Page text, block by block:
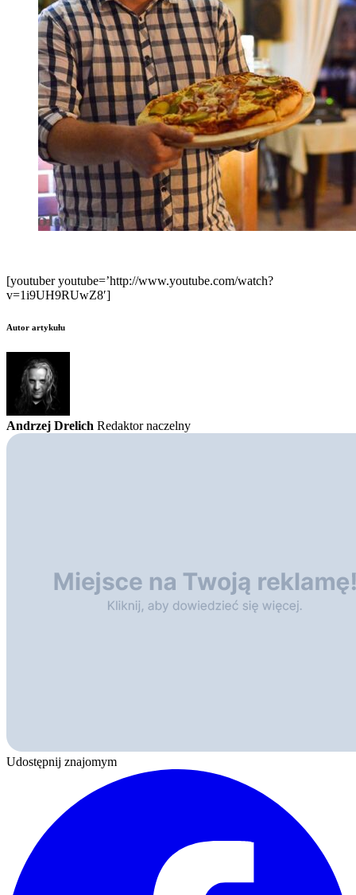
[youtuber youtube=’http://www.youtube.com/watch?
v=1i9UH9RUwZ8′]
Autor artykułu
Andrzej Drelich Redaktor naczelny
Udostępnij znajomym